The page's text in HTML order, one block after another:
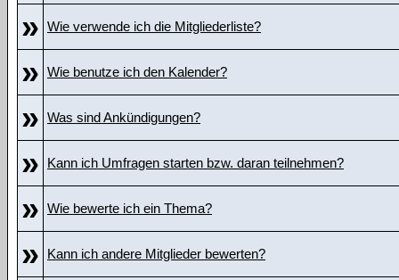
» Wie verwende ich die Mitgliederliste?
» Wie benutze ich den Kalender?
» Was sind Ankündigungen?
» Kann ich Umfragen starten bzw. daran teilnehmen?
» Wie bewerte ich ein Thema?
» Kann ich andere Mitglieder bewerten?